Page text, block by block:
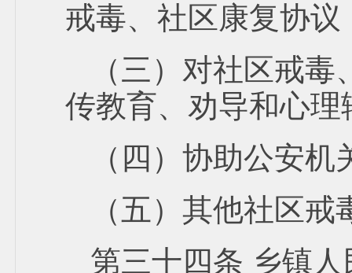
戒毒、社区康复协议
（三）对社区戒
传教育、劝导和心
（四）协助公安
（五）其他社区
第三十四条 乡镇